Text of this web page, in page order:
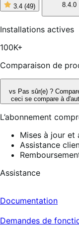
3.4 (49)
3
sur
5,
avis
8.4.0
Installations actives
100K+
Comparaison de
vs Pas sûr(e) ?
ceci se compare à
L’abonnement
Mises à jour et
Assistance
Assistance
Documentation
Demandes de